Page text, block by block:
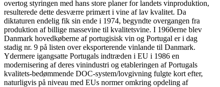
overtog styringen med hans store planer for landets vinproduktion,
resulterede dette desværre primært i vine af lav kvalitet. Da
diktaturen endelig fik sin ende i 1974, begyndte overgangen fra
produktion af billige massevine til kvalitetsvine. I 1960erne blev
Danmark hovedkøberne af portugisisk vin og Portugal er i dag
stadig nr. 9 på listen over eksporterende vinlande til Danmark.
Ydermere igangsatte Portugals indtræden i EU i 1986 en
modernisering af deres vinindustri og etableringen af Portugals
kvalitets-bedømmende DOC-system/lovgivning fulgte kort efter,
naturligvis på niveau med EUs normer omkring opdeling af